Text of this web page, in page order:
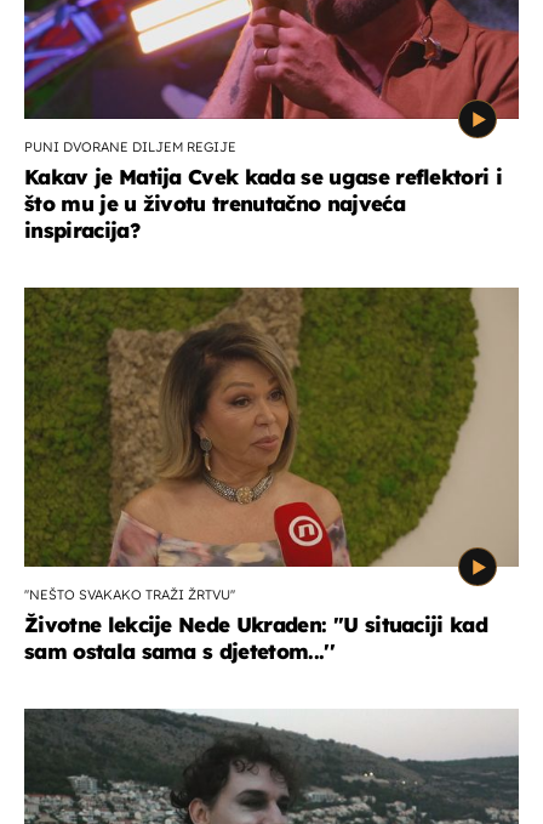
PUNI DVORANE DILJEM REGIJE
Kakav je Matija Cvek kada se ugase reflektori i
što mu je u životu trenutačno najveća
inspiracija?
''NEŠTO SVAKAKO TRAŽI ŽRTVU''
Životne lekcije Nede Ukraden: ''U situaciji kad
sam ostala sama s djetetom...''